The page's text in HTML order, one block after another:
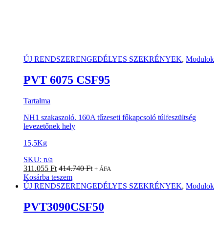
ÚJ RENDSZERENGEDÉLYES SZEKRÉNYEK, Modulok
PVT 6075 CSF95
Tartalma
NH1 szakaszoló. 160A tűzeseti főkapcsoló túlfeszültség
levezetőnek hely
15,5Kg
SKU: n/a
311.055 Ft 414.740Ft + ÁFA
Kosárba teszem
ÚJ RENDSZERENGEDÉLYES SZEKRÉNYEK, Modulok
PVT3090CSF50